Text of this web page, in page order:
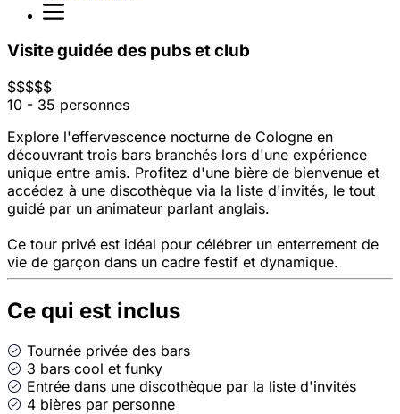
Visite guidée des pubs et club
$$$$$
10 - 35 personnes
Explore l'effervescence nocturne de Cologne en
découvrant trois bars branchés lors d'une expérience
unique entre amis. Profitez d'une bière de bienvenue et
accédez à une discothèque via la liste d'invités, le tout
guidé par un animateur parlant anglais.
Ce tour privé est idéal pour célébrer un enterrement de
vie de garçon dans un cadre festif et dynamique.
Ce qui est inclus
Tournée privée des bars
3 bars cool et funky
Entrée dans une discothèque par la liste d'invités
4 bières par personne